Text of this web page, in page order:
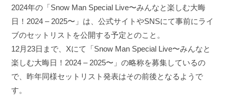
2024年の「Snow Man Special Live〜みんなと楽しむ大晦
日！2024 – 2025〜」は、公式サイトやSNSにて事前にライ
ブのセットリストを公開する予定とのこと。
12月23日まで、Xにて「Snow Man Special Live〜みんなと
楽しむ大晦日！2024 – 2025〜」の略称を募集しているの
で、昨年同様セットリスト発表はその前後となるようで
す。